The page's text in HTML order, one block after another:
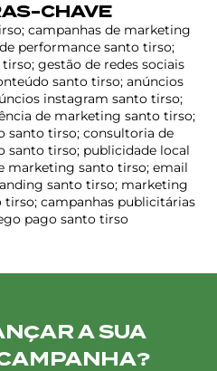
CHAVE
campanhas de marketing
performance santo tirso;
gestão de redes sociais
santo tirso; anúncios
instagram santo tirso;
de marketing santo tirso;
santo tirso; consultoria de
santo tirso; publicidade local
marketing santo tirso; email
santo tirso; marketing
tirso; campanhas publicitárias
pago santo tirso
A SUA